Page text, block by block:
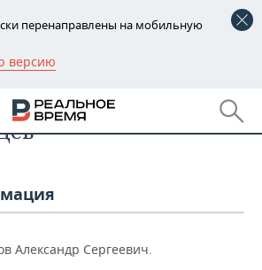
перенаправлены на мобильную
версию
Александр Сергеевич.